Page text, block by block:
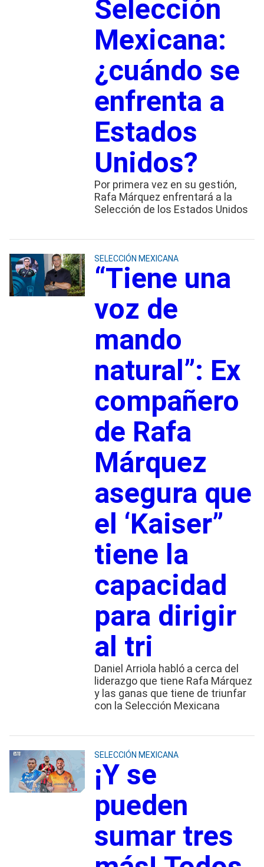
Selección
Mexicana:
¿cuándo se
enfrenta a
Estados
Unidos?
Por primera vez en su gestión,
Rafa Márquez enfrentará a la
Selección de los Estados Unidos
SELECCIÓN MEXICANA
“Tiene una
voz de
mando
natural”: Ex
compañero
de Rafa
Márquez
asegura que
el ‘Kaiser”
tiene la
capacidad
para dirigir
al tri
Daniel Arriola habló a cerca del
liderazgo que tiene Rafa Márquez
y las ganas que tiene de triunfar
con la Selección Mexicana
SELECCIÓN MEXICANA
¡Y se
pueden
sumar tres